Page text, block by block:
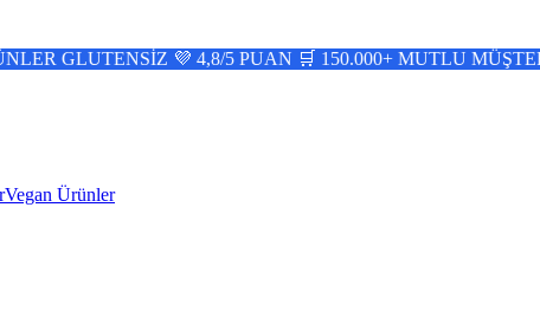
💜 4,8/5 PUAN 🛒 150.000+ MUTLU MÜŞTERİ ✨
Vegan Ürünler